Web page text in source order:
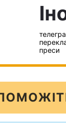
преси